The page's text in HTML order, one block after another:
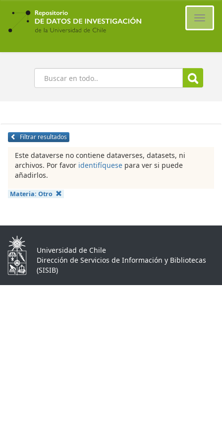
Ir
contenido
principal
Buscar
Filtrar resultados
Este dataverse no contiene dataverses, datasets, ni
archivos. Por favor identifíquese para ver si puede
añadirlos.
Materia: Otro
Universidad de Chile
Dirección de Servicios de Información y Bibliotecas
(SISIB)